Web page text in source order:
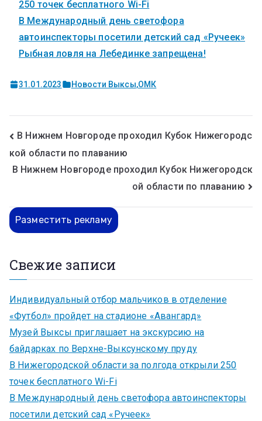
250 точек бесплатного Wi-Fi
В Международный день светофора
автоинспекторы посетили детский сад «Ручеек»
Рыбная ловля на Лебединке запрещена!
31.01.2023 Новости Выксы,ОМК
В Нижнем Новгороде проходил Кубок Нижегородс
кой области по плаванию
В Нижнем Новгороде проходил Кубок Нижегородск
ой области по плаванию
Разместить рекламу
Свежие записи
Индивидуальный отбор мальчиков в отделение
«Футбол» пройдет на стадионе «Авангард»
Музей Выксы приглашает на экскурсию на
байдарках по Верхне-Выксунскому пруду
В Нижегородской области за полгода открыли 250
точек бесплатного Wi-Fi
В Международный день светофора автоинспекторы
посетили детский сад «Ручеек»